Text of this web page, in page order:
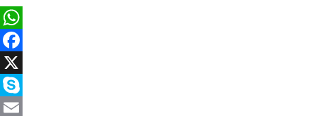
WhatsApp
Facebook
X
Skype